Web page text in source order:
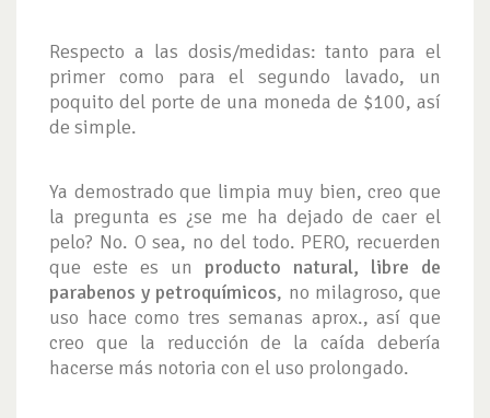
Respecto a las dosis/medidas: tanto para el
primer como para el segundo lavado, un
poquito del porte de una moneda de $100, así
de simple.
Ya demostrado que limpia muy bien, creo que
la pregunta es ¿se me ha dejado de caer el
pelo? No. O sea, no del todo. PERO, recuerden
que este es un producto natural, libre de
parabenos y petroquímicos, no milagroso, que
uso hace como tres semanas aprox., así que
creo que la reducción de la caída debería
hacerse más notoria con el uso prolongado.